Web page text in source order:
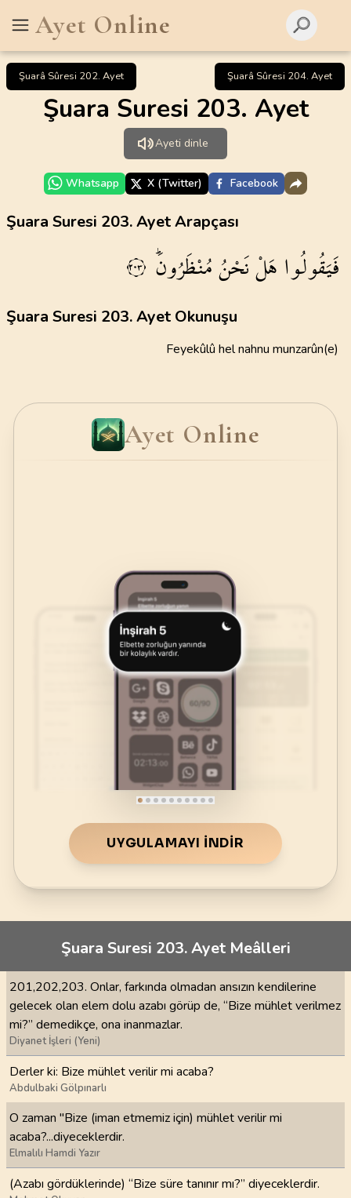
Ayet Online
Şuarâ Sûresi 202. Ayet Şuarâ Sûresi 204. Ayet
Şuara Suresi 203. Ayet
Ayeti dinle
Whatsapp X (Twitter) Facebook
Şuara Suresi 203. Ayet Arapçası
فَيَقُولُواهَلْنَحْنُمُنْظَرُونَۜ ٢٠٣
Şuara Suresi 203. Ayet Okunuşu
Feyekûlû hel nahnu munzarûn(e)
Ayet Online
UYGULAMAYI İNDIR
Şuara Suresi 203. Ayet Meâlleri
201,202,203. Onlar, farkında olmadan ansızın kendilerine
gelecek olan elem dolu azabı görüp de, “Bize mühlet verilmez
mi?” demedikçe, ona inanmazlar.
Diyanet İşleri (Yeni)
Derler ki: Bize mühlet verilir mi acaba?
Abdulbaki Gölpınarlı
O zaman "Bize (iman etmemiz için) mühlet verilir mi
acaba?...diyeceklerdir.
Elmalılı Hamdi Yazır
(Azabı gördüklerinde) “Bize süre tanınır mı?” diyeceklerdir.